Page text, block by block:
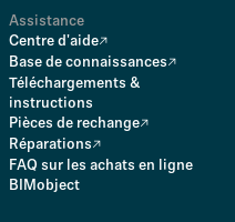
Assistance
Centre d'aide
Base de connaissances
Téléchargements &
instructions
Pièces de rechange
Réparations
FAQ sur les achats en ligne
BIMobject